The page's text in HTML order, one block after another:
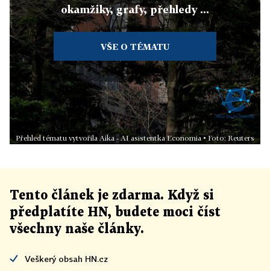
okamžiky, grafy, přehledy ...
VŠE O TÉMATU
Přehled tématu vytvořila Aika - AI asistentka Economia • Foto: Reuters
Tento článek je zdarma. Když si
předplatíte HN, budete moci číst
všechny naše články.
Veškerý obsah HN.cz